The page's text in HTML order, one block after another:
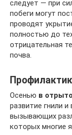
следует — при
побеги могут
проводят
полностью до
отрицательная
почва.
Осенью в
развитие гнили
вызывающих
которых многие